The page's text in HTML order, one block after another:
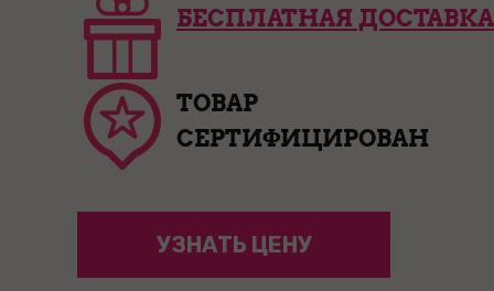
БЕСПЛАТНАЯ ДОСТАВКА
ТОВАР
СЕРТИФИЦИРОВАН
УЗНАТЬ ЦЕНУ